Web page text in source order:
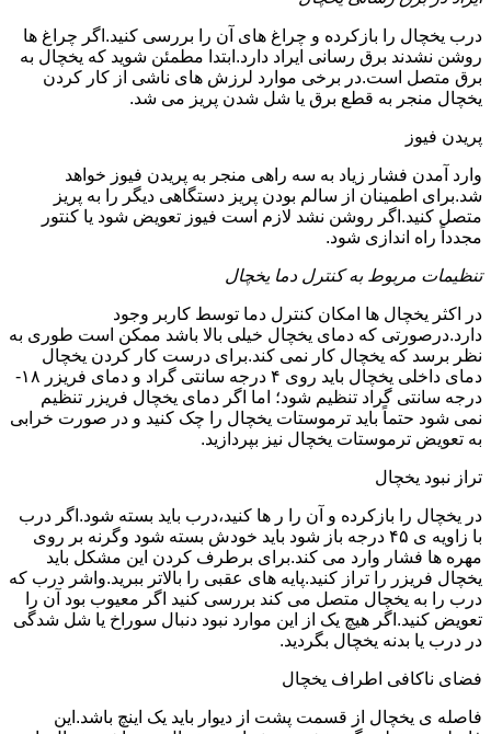
درب یخچال را بازکرده و چراغ های آن را بررسی کنید.اگر چراغ ها
روشن نشدند برق رسانی ایراد دارد.ابتدا مطمئن شوید که یخچال به
برق متصل است.در برخی موارد لرزش های ناشی از کار کردن
یخچال منجر به قطع برق یا شل شدن پریز می شد.
پریدن فیوز
وارد آمدن فشار زیاد به سه راهی منجر به پریدن فیوز خواهد
شد.برای اطمینان از سالم بودن پریز دستگاهی دیگر را به پریز
متصل کنید.اگر روشن نشد لازم است فیوز تعویض شود یا کنتور
مجدداً راه اندازی شود.
تنظیمات مربوط به کنترل دما یخچال
در اکثر یخچال ها امکان کنترل دما توسط کاربر وجود
دارد.درصورتی که دمای یخچال خیلی بالا باشد ممکن است طوری به
نظر برسد که یخچال کار نمی کند.برای درست کار کردن یخچال
دمای داخلی یخچال باید روی ۴ درجه سانتی گراد و دمای فریزر ۱۸-
درجه سانتی گراد تنظیم شود؛ اما اگر دمای یخچال فریزر تنظیم
نمی شود حتماً باید ترموستات یخچال را چک کنید و در صورت خرابی
به تعویض ترموستات یخچال نیز بپردازید.
تراز نبود یخچال
در یخچال را بازکرده و آن را ر ها کنید،درب باید بسته شود.اگر درب
با زاویه ی ۴۵ درجه باز شود باید خودش بسته شود وگرنه بر روی
مهره ها فشار وارد می کند.برای برطرف کردن این مشکل باید
یخچال فریزر را تراز کنید.پایه های عقبی را بالاتر ببرید.واشر درب که
درب را به یخچال متصل می کند بررسی کنید اگر معیوب بود آن را
تعویض کنید.اگر هیچ یک از این موارد نبود دنبال سوراخ یا شل شدگی
در درب یا بدنه یخچال بگردید.
فضای ناکافی اطراف یخچال
فاصله ی یخچال از قسمت پشت از دیوار باید یک اینچ باشد.این